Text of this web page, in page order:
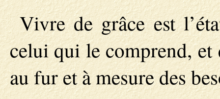
Vivre de grâce est
celui qui le comprend,
au fur et à mesure des